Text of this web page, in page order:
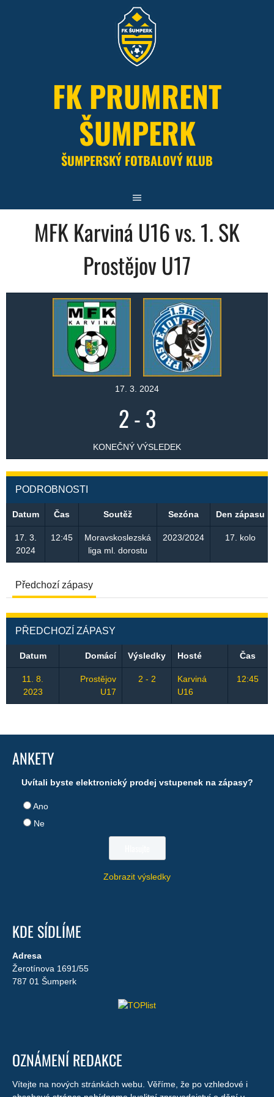
FK PRUMRENT
ŠUMPERK
ŠUMPERSKÝ FOTBALOVÝ KLUB
MFK Karviná U16 vs. 1. SK
Prostějov U17
17. 3. 2024
2-3
KONEČNÝ VÝSLEDEK
PODROBNOSTI
Datum Čas Soutěž Sezóna Den zápasu
17. 3.
2024
12:45
Moravskoslezská
liga ml. dorostu
2023/2024 17. kolo
Předchozí zápasy
PŘEDCHOZÍ ZÁPASY
Datum Domácí Výsledky Hosté Čas
11. 8.
2023
Prostějov
U17
2 - 2
Karviná
U16
12:45
ANKETY
Uvítali byste elektronický prodej vstupenek na zápasy?
Ano
Ne
Zobrazit výsledky
KDE SÍDLÍME
Adresa
Žerotínova 1691/55
787 01 Šumperk
OZNÁMENÍ REDAKCE
Vítejte na nových stránkách webu. Věříme, že po vzhledové i